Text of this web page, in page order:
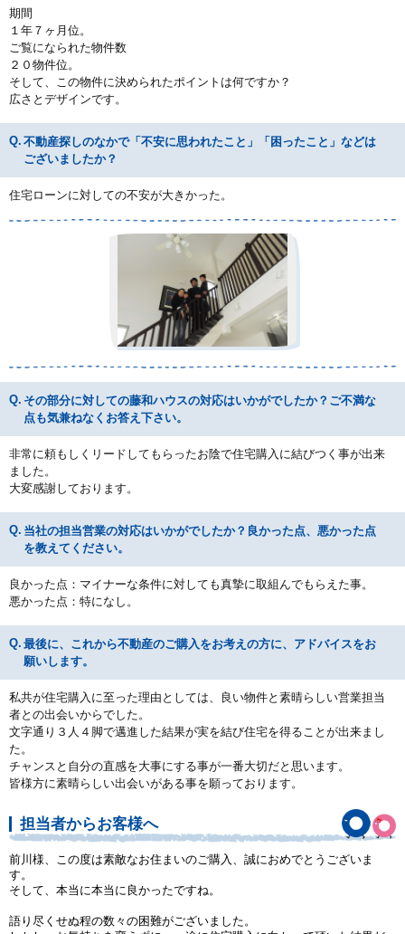
期間
１年７ヶ月位。
ご覧になられた物件数
２０物件位。
そして、この物件に決められたポイントは何ですか？
広さとデザインです。
不動産探しのなかで「不安に思われたこと」「困ったこと」などは
ございましたか？
住宅ローンに対しての不安が大きかった。
その部分に対しての藤和ハウスの対応はいかがでしたか？ご不満な
点も気兼ねなくお答え下さい。
非常に頼もしくリードしてもらったお陰で住宅購入に結びつく事が出来
ました。
大変感謝しております。
当社の担当営業の対応はいかがでしたか？良かった点、悪かった点
を教えてください。
良かった点：マイナーな条件に対しても真摯に取組んでもらえた事。
悪かった点：特になし。
最後に、これから不動産のご購入をお考えの方に、アドバイスをお
願いします。
私共が住宅購入に至った理由としては、良い物件と素晴らしい営業担当
者との出会いからでした。
文字通り３人４脚で邁進した結果が実を結び住宅を得ることが出来まし
た。
チャンスと自分の直感を大事にする事が一番大切だと思います。
皆様方に素晴らしい出会いがある事を願っております。
担当者からお客様へ
前川様、この度は素敵なお住まいのご購入、誠におめでとうございま
す。
そして、本当に本当に良かったですね。
語り尽くせぬ程の数々の困難がございました。